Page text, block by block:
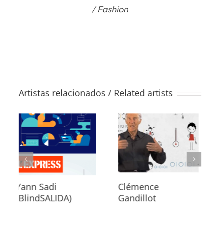
/ Fashion
Artistas relacionados / Related artists
Clémence
Gandillot
Valentina Brostean